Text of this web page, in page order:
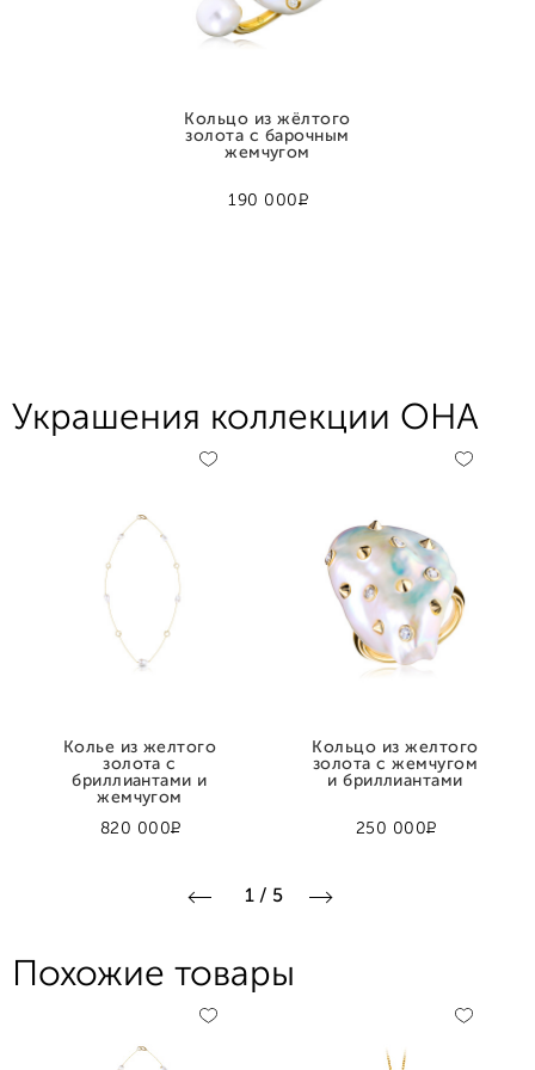
190 000Р
Кольцо из жёлтого
золота с барочным
жемчугом
Украшения коллекции ОНА
820 000Р
Колье из желтого
золота с
бриллиантами и
жемчугом
250 000Р
Кольцо из желтого
золота с жемчугом
и бриллиантами
1 / 5
Похожие товары